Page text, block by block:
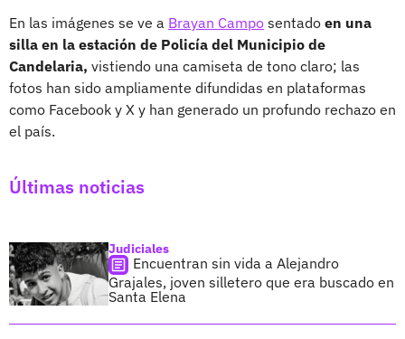
En las imágenes se ve a Brayan Campo sentado en una
silla en la estación de Policía del Municipio de
Candelaria, vistiendo una camiseta de tono claro; las
fotos han sido ampliamente difundidas en plataformas
como Facebook y X y han generado un profundo rechazo en
el país.
Últimas noticias
Judiciales
Encuentran sin vida a Alejandro
Grajales, joven silletero que era buscado en
Santa Elena